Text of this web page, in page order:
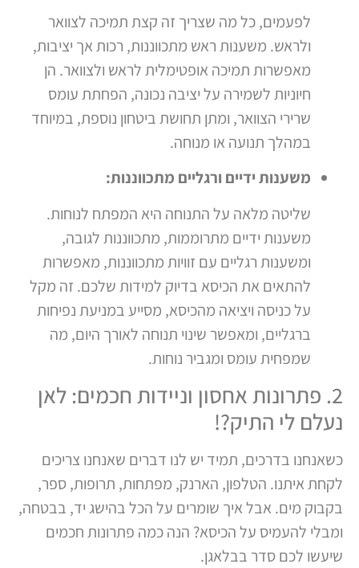
לפעמים, כל מה שצריך זה קצת תמיכה לצוואר
ולראש. משענות ראש מתכווננות, רכות אך יציבות,
מאפשרות תמיכה אופטימלית לראש ולצוואר. הן
חיוניות לשמירה על יציבה נכונה, הפחתת עומס
שרירי הצוואר, ומתן תחושת ביטחון נוספת, במיוחד
במהלך תנועה או מנוחה.
משענות ידיים ורגליים מתכווננות:
שליטה מלאה על התנוחה היא המפתח לנוחות.
משענות ידיים מתרוממות, מתכווננות לגובה,
ומשענות רגליים עם זוויות מתכווננות, מאפשרות
להתאים את הכיסא בדיוק למידות שלכם. זה מקל
על כניסה ויציאה מהכיסא, מסייע במניעת נפיחות
ברגליים, ומאפשר שינוי תנוחה לאורך היום, מה
שמפחית עומס ומגביר נוחות.
2. פתרונות אחסון וניידות חכמים: לאן
נעלם לי התיק?!
כשאנחנו בדרכים, תמיד יש לנו דברים שאנחנו צריכים
לקחת איתנו. הטלפון, הארנק, מפתחות, תרופות, ספר,
בקבוק מים. אבל איך שומרים על הכל בהישג יד, בבטחה,
ומבלי להעמיס על הכיסא? הנה כמה פתרונות חכמים
שיעשו לכם סדר בבלאגן.